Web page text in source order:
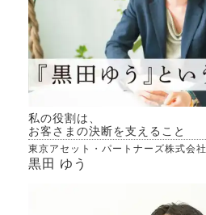
私の役割は、
お客さまの決断を支えること
東京アセット・パートナーズ株式会社
黒田 ゆう